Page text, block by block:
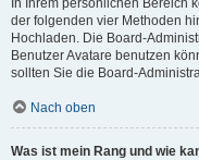
In Ihrem persönlichen Bereich
der folgenden vier Methoden
Hochladen. Die Board-
Benutzer Avatare benutzen
sollten Sie die Board-
Nach oben
Was ist mein Rang und wie